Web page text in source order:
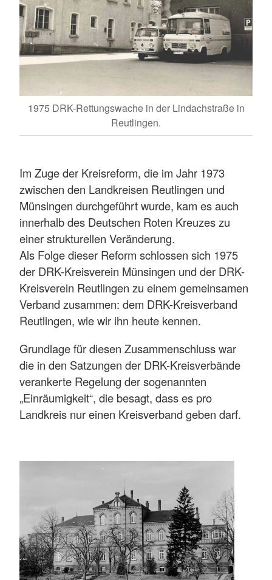
1975 DRK-Rettungswache in der Lindachstraße in
Reutlingen.
Im Zuge der Kreisreform, die im Jahr 1973
zwischen den Landkreisen Reutlingen und
Münsingen durchgeführt wurde, kam es auch
innerhalb des Deutschen Roten Kreuzes zu
einer strukturellen Veränderung.
Als Folge dieser Reform schlossen sich 1975
der DRK-Kreisverein Münsingen und der DRK-
Kreisverein Reutlingen zu einem gemeinsamen
Verband zusammen: dem DRK-Kreisverband
Reutlingen, wie wir ihn heute kennen.
Grundlage für diesen Zusammenschluss war
die in den Satzungen der DRK-Kreisverbände
verankerte Regelung der sogenannten
„Einräumigkeit“, die besagt, dass es pro
Landkreis nur einen Kreisverband geben darf.